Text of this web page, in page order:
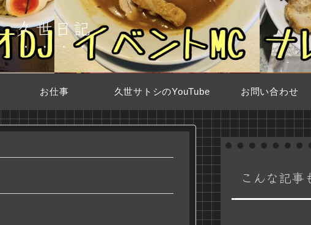
久世日記
お仕事 久世サトシのYouTube お問い合わせ
こんな記事